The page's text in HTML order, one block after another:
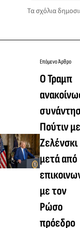
Τα σχόλια
Επόμενο Άρθρο
Ο Τραμπ
Πούτιν με
Ζελένσκι
μετά από
με τον
Ρώσο
πρόεδρο